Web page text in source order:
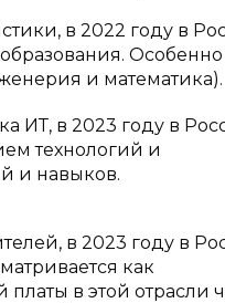
в 2022 году в
Особенно
и математика).
ИТ, в 2023 году в
технологий и
и навыков.
в 2023 году в
как
в этой отрасли